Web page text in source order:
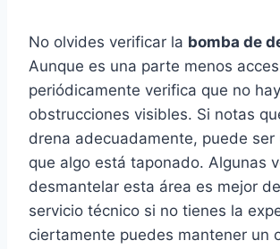
No olvides verificar la bomba de
Aunque es una parte menos
periódicamente verifica que no
obstrucciones visibles. Si notas
drena adecuadamente, puede ser
que algo está taponado. Algunas
desmantelar esta área es mejor
servicio técnico si no tienes la
ciertamente puedes mantener un